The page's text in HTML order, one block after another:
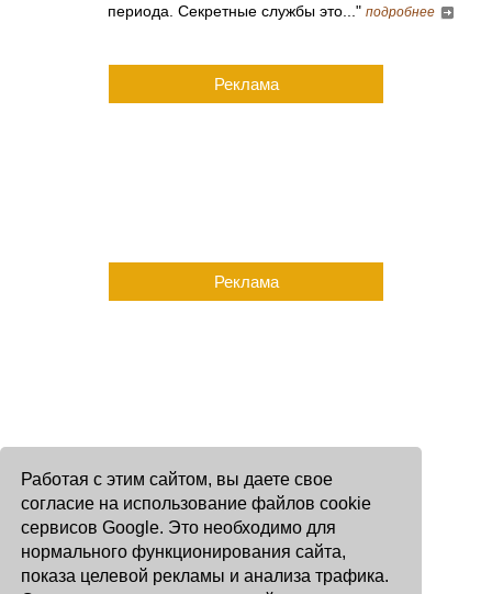
Работая с этим сайтом, вы даете свое
согласие на использование файлов cookie
сервисов Google. Это необходимо для
нормального функционирования сайта,
показа целевой рекламы и анализа трафика.
периода. Секретные службы это..." подробнее
Реклама
Реклама